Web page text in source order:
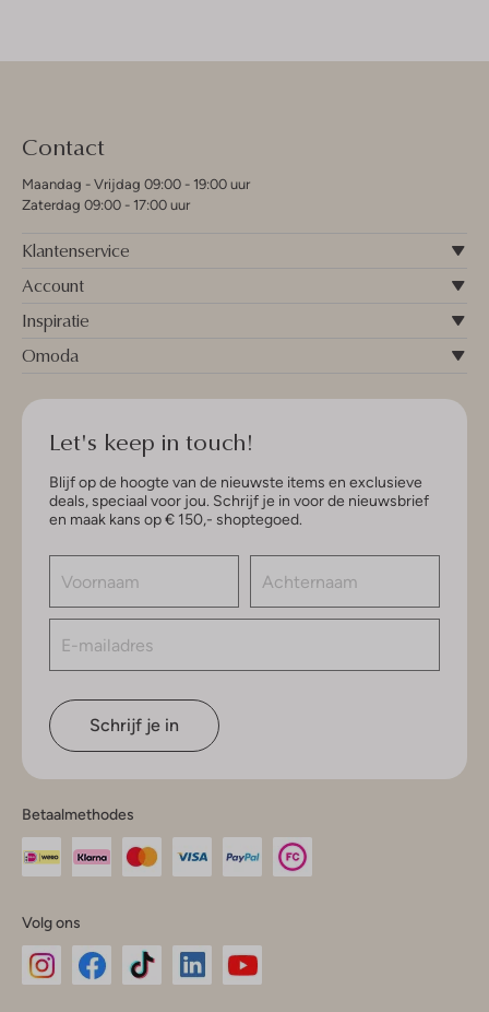
Contact
Maandag - Vrijdag 09:00 - 19:00 uur
Zaterdag 09:00 - 17:00 uur
Klantenservice
Account
Inspiratie
Omoda
Let's keep in touch!
Blijf op de hoogte van de nieuwste items en exclusieve
deals, speciaal voor jou. Schrijf je in voor de nieuwsbrief
en maak kans op € 150,- shoptegoed.
Schrijf je in
Betaalmethodes
Volg ons